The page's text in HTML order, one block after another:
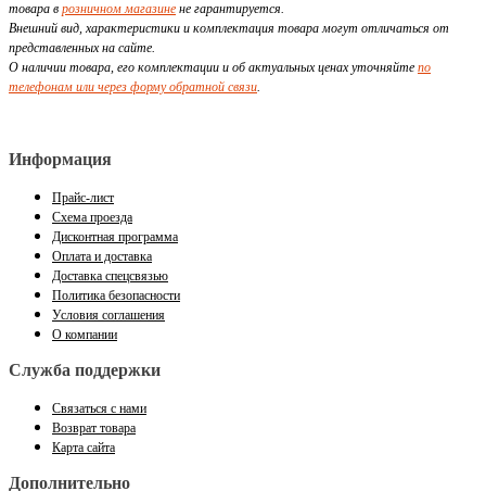
товара в розничном магазине не гарантируется.
Внешний вид, характеристики и комплектация товара могут отличаться от
представленных на сайте.
О наличии товара, его комплектации и об актуальных ценах уточняйте по
телефонам или через форму обратной связи.
Информация
Прайс-лист
Схема проезда
Дисконтная программа
Оплата и доставка
Доставка спецсвязью
Политика безопасности
Условия соглашения
О компании
Служба поддержки
Связаться с нами
Возврат товара
Карта сайта
Дополнительно